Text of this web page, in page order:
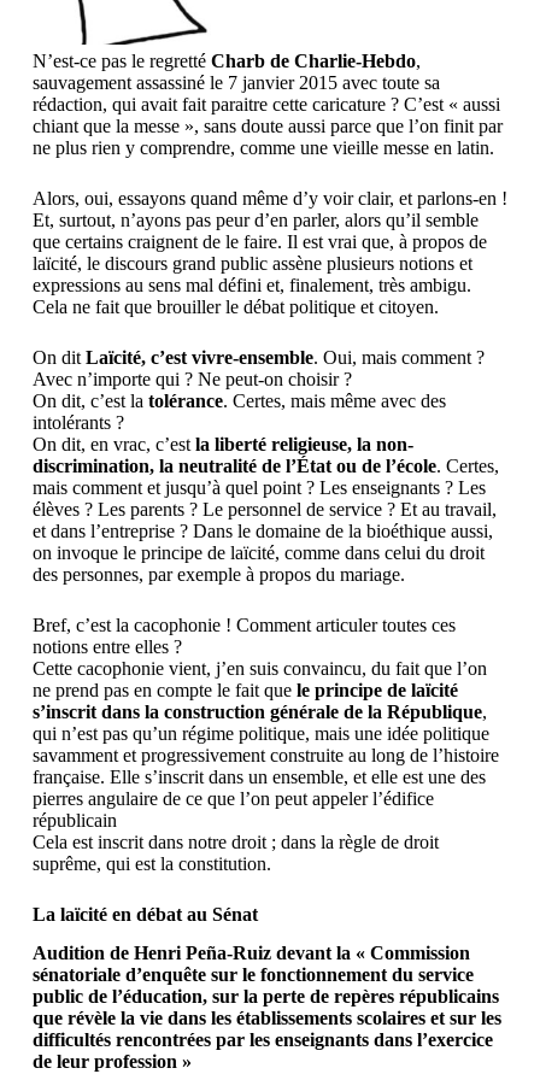
N’est-ce pas le regretté Charb de Charlie-Hebdo,
sauvagement assassiné le 7 janvier 2015 avec toute sa
rédaction, qui avait fait paraitre cette caricature ? C’est « aussi
chiant que la messe », sans doute aussi parce que l’on finit par
ne plus rien y comprendre, comme une vieille messe en latin.
Alors, oui, essayons quand même d’y voir clair, et parlons-en !
Et, surtout, n’ayons pas peur d’en parler, alors qu’il semble
que certains craignent de le faire. Il est vrai que, à propos de
laïcité, le discours grand public assène plusieurs notions et
expressions au sens mal défini et, finalement, très ambigu.
Cela ne fait que brouiller le débat politique et citoyen.
On dit Laïcité, c’est vivre-ensemble. Oui, mais comment ?
Avec n’importe qui ? Ne peut-on choisir ?
On dit, c’est la tolérance. Certes, mais même avec des
intolérants ?
On dit, en vrac, c’est la liberté religieuse, la non-
discrimination, la neutralité de l’État ou de l’école. Certes,
mais comment et jusqu’à quel point ? Les enseignants ? Les
élèves ? Les parents ? Le personnel de service ? Et au travail,
et dans l’entreprise ? Dans le domaine de la bioéthique aussi,
on invoque le principe de laïcité, comme dans celui du droit
des personnes, par exemple à propos du mariage.
Bref, c’est la cacophonie ! Comment articuler toutes ces
notions entre elles ?
Cette cacophonie vient, j’en suis convaincu, du fait que l’on
ne prend pas en compte le fait que le principe de laïcité
s’inscrit dans la construction générale de la République,
qui n’est pas qu’un régime politique, mais une idée politique
savamment et progressivement construite au long de l’histoire
française. Elle s’inscrit dans un ensemble, et elle est une des
pierres angulaire de ce que l’on peut appeler l’édifice
républicain
Cela est inscrit dans notre droit ; dans la règle de droit
suprême, qui est la constitution.
La laïcité en débat au Sénat
Audition de Henri Peña-Ruiz devant la « Commission
sénatoriale d’enquête sur le fonctionnement du service
public de l’éducation, sur la perte de repères républicains
que révèle la vie dans les établissements scolaires et sur les
difficultés rencontrées par les enseignants dans l’exercice
de leur profession »